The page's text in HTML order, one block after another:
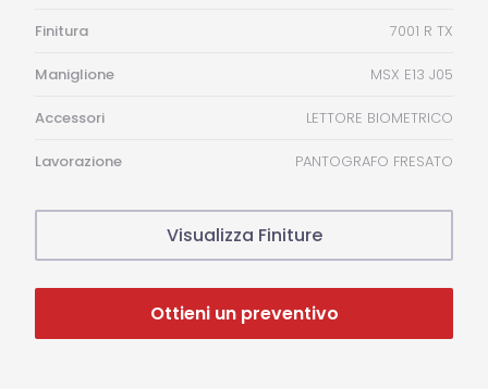
Finitura 7001 R TX
Maniglione MSX E13 J05
Accessori LETTORE BIOMETRICO
Lavorazione PANTOGRAFO FRESATO
Visualizza Finiture
Ottieni un preventivo